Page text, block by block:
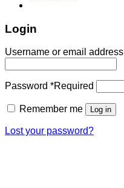
Login
Username or email address
Password *Required
Remember me Log in
Lost your password?